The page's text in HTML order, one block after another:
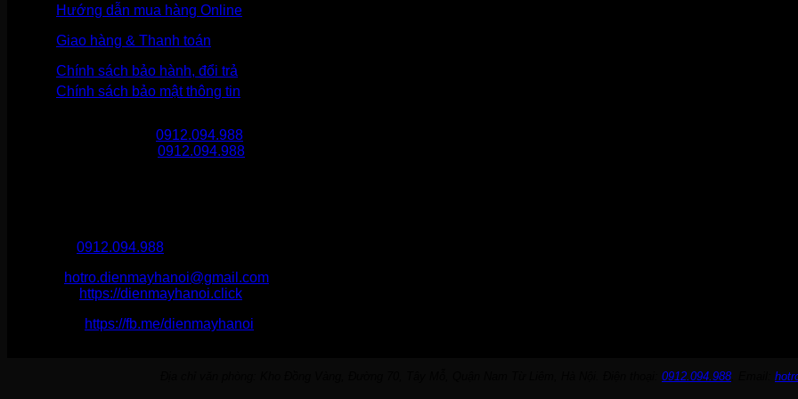
Hướng dẫn mua hàng Online
Giao hàng & Thanh toán
Chính sách bảo hành, đổi trả
Chính sách bảo mật thông tin
0912.094.988
0912.094.988
0912.094.988
hotro.dienmayhanoi@gmail.com
https://dienmayhanoi.click
https://fb.me/dienmayhanoi
0912.094.988